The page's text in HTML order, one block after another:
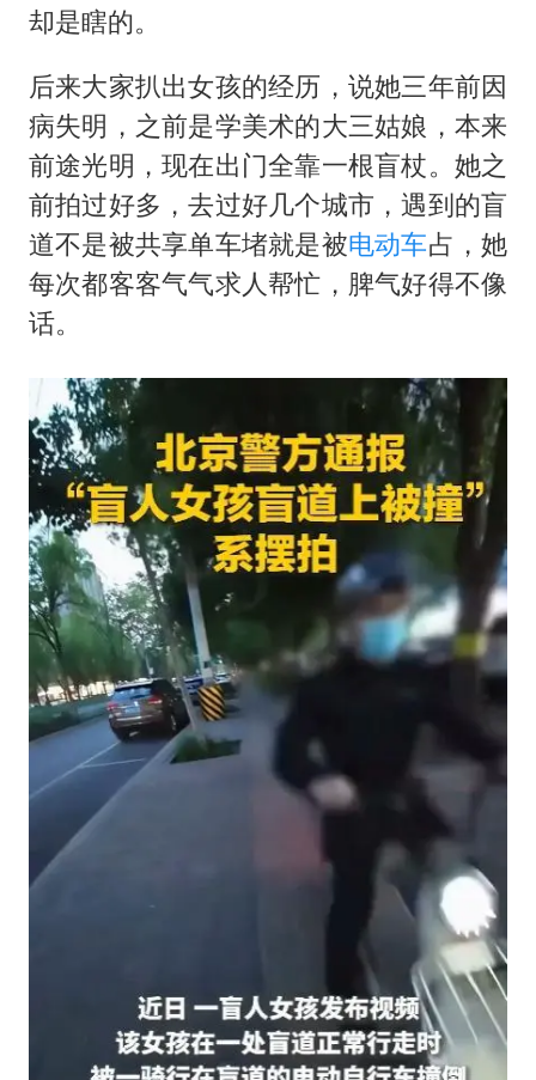
却是瞎的。
后来大家扒出女孩的经历，说她三年前因
病失明，之前是学美术的大三姑娘，本来
前途光明，现在出门全靠一根盲杖。她之
前拍过好多，去过好几个城市，遇到的盲
道不是被共享单车堵就是被电动车占，她
每次都客客气气求人帮忙，脾气好得不像
话。